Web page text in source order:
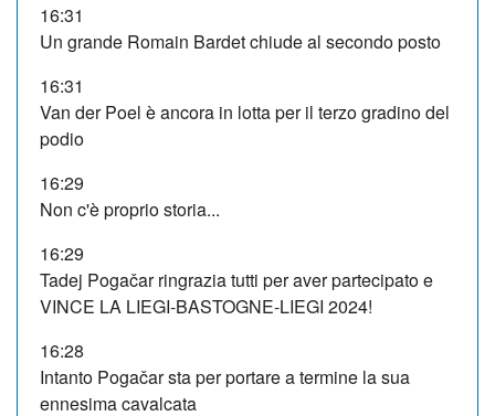
16:31
Un grande Romain Bardet chiude al secondo posto
16:31
Van der Poel è ancora in lotta per il terzo gradino del
podio
16:29
Non c'è proprio storia...
16:29
Tadej Pogačar ringrazia tutti per aver partecipato e
VINCE LA LIEGI-BASTOGNE-LIEGI 2024!
16:28
Intanto Pogačar sta per portare a termine la sua
ennesima cavalcata